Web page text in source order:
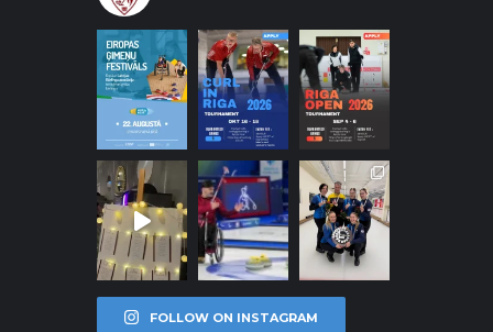
FOLLOW ON INSTAGRAM